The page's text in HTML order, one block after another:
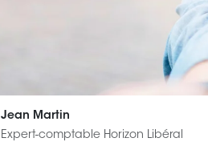
Jean Martin
Expert-comptable Horizon Libéral